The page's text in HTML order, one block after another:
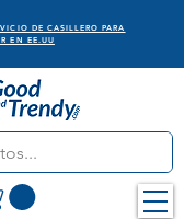
DE CASILLERO PARA
EN EE.UU